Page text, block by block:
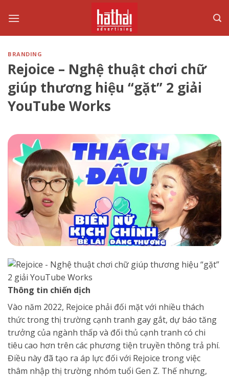
BRANDING
Rejoice – Nghệ thuật chơi chữ
giúp thương hiệu “gặt” 2 giải
YouTube Works
Thông tin chiến dịch
Vào năm 2022, Rejoice phải đối mặt với nhiều thách
thức trong thị trường cạnh tranh gay gắt, dự báo tăng
trưởng của ngành thấp và đối thủ cạnh tranh có chi
tiêu cao hơn trên các phương tiện truyền thông trả phí.
Điều này đã tạo ra áp lực đối với Rejoice trong việc
thâm nhập thị trường nhóm tuổi Gen Z. Thế nhưng,